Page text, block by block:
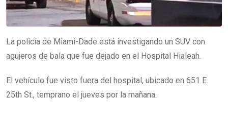
La policía de Miami-Dade está investigando un SUV con
agujeros de bala que fue dejado en el Hospital Hialeah.
El vehículo fue visto fuera del hospital, ubicado en 651 E.
25th St., temprano el jueves por la mañana.